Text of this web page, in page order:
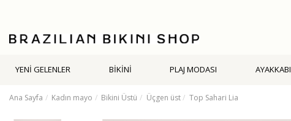
YENİ GELENLER BİKİNİ PLAJ MODASI AYAKKABI
Ana Sayfa Kadın mayo Bikini Üstü Üçgen üst Top Sahari Lia